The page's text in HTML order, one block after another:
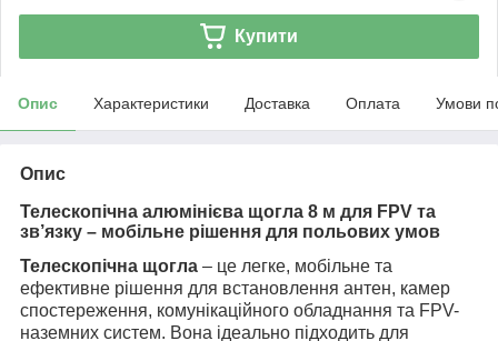
Купити
Опис Характеристики Доставка Оплата Умови
Опис
Телескопічна алюмінієва щогла 8 м для FPV та
зв’язку – мобільне рішення для польових умов
Телескопічна щогла – це легке, мобільне та
ефективне рішення для встановлення антен, камер
спостереження, комунікаційного обладнання та FPV-
наземних систем. Вона ідеально підходить для